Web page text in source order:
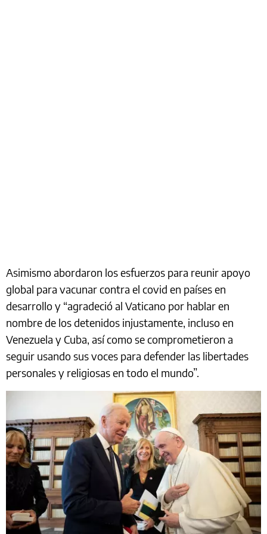
Asimismo abordaron los esfuerzos para reunir apoyo
global para vacunar contra el covid en países en
desarrollo y “agradeció al Vaticano por hablar en
nombre de los detenidos injustamente, incluso en
Venezuela y Cuba, así como se comprometieron a
seguir usando sus voces para defender las libertades
personales y religiosas en todo el mundo”.